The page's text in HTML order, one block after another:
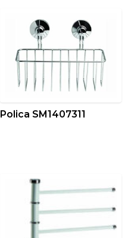
Polica SM1407311